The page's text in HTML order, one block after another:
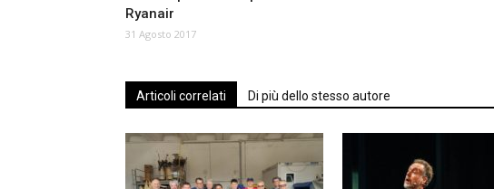
Ryanair
31 Agosto 2017
Articoli correlati Di più dello stesso autore